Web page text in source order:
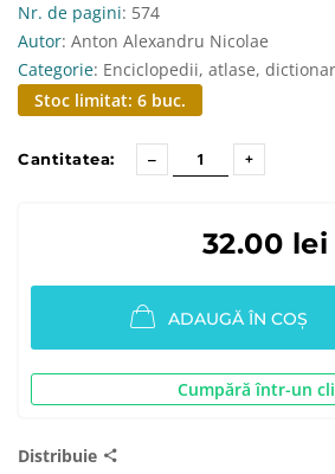
Nr. de pagini: 574
Autor: Anton Alexandru Nicolae
Categorie: Enciclopedii, atlase,
Stoc limitat: 6 buc.
Cantitatea:
32.00 lei
ADAUGĂ ÎN COȘ
Cumpără într-un
Distribuie